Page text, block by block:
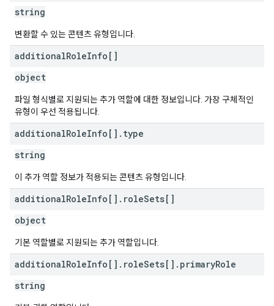
string
변환할 수 있는 콘텐츠 유형입니다.
additionalRoleInfo[]
object
파일 형식별로 지원되는 추가 역할에 대한 정보입니다. 가장 구체적인
유형이 우선 적용됩니다.
additionalRoleInfo[] . type
string
이 추가 역할 정보가 적용되는 콘텐츠 유형입니다.
additionalRoleInfo[] . roleSets[]
object
기본 역할별로 지원되는 추가 역할입니다.
additionalRoleInfo[] . roleSets[] . primaryRole
string